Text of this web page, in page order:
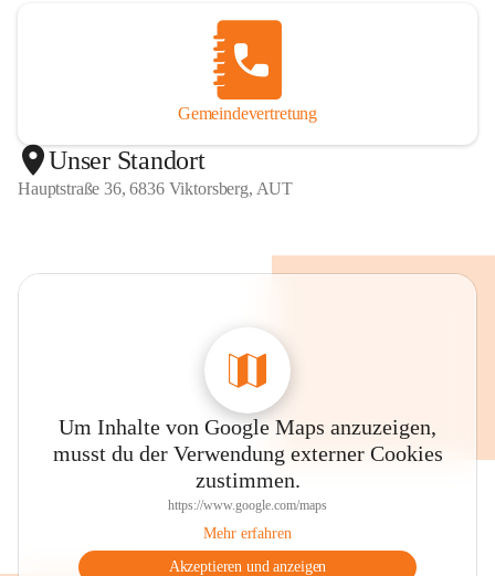
Gemeindevertretung
Unser Standort
Hauptstraße 36, 6836 Viktorsberg, AUT
Um Inhalte von Google Maps anzuzeigen,
musst du der Verwendung externer Cookies
zustimmen.
https://www.google.com/maps
Mehr erfahren
Akzeptieren und anzeigen